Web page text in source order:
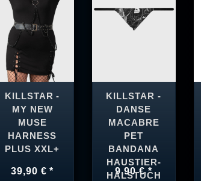
KILLSTAR -
MY NEW
MUSE
HARNESS
PLUS XXL+
39,90 € *
KILLSTAR -
DANSE
MACABRE
PET
BANDANA
HAUSTIER-
HALSTUCH
9,90 € *